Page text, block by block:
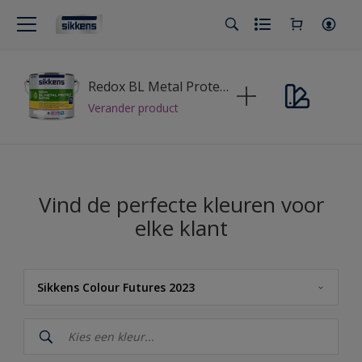
Redox BL Metal Protect Satin
Verander product
Vind de perfecte kleuren voor
elke klant
Sikkens Colour Futures 2023
Sikkens